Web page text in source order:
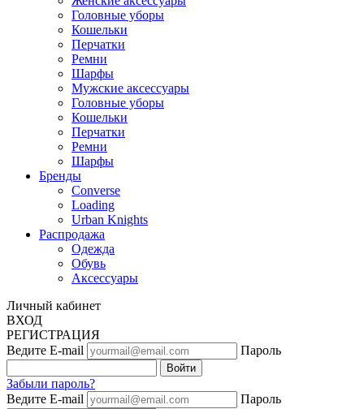
Головные уборы
Кошельки
Перчатки
Ремни
Шарфы
Мужские аксессуары
Головные уборы
Кошельки
Перчатки
Ремни
Шарфы
Бренды
Converse
Loading
Urban Knights
Распродажа
Одежда
Обувь
Аксессуары
Личный кабинет
ВХОД
РЕГИСТРАЦИЯ
Ведите E-mail
Пароль
Войти
Забыли пароль?
Ведите E-mail
Пароль